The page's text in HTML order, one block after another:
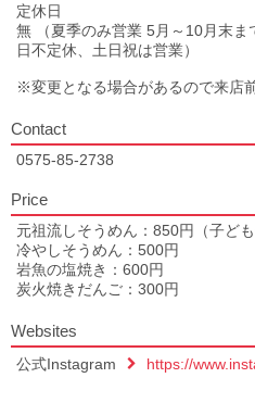
定休日
無 （夏季のみ営業 5月～10月末
日不定休、土日祝は営業）
※変更となる場合があるので来店
Contact
0575-85-2738
Price
元祖流しそうめん：850円（子ども
冷やしそうめん：500円
岩魚の塩焼き：600円
炭火焼きだんご：300円
Websites
公式Instagram https://